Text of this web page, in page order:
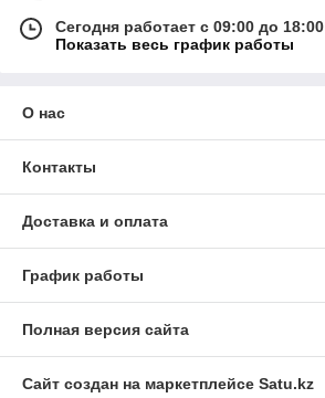
Сегодня работает с 09:00 до 18:00
Показать весь график работы
О нас
Контакты
Доставка и оплата
График работы
Полная версия сайта
Сайт создан на маркетплейсе Satu.kz